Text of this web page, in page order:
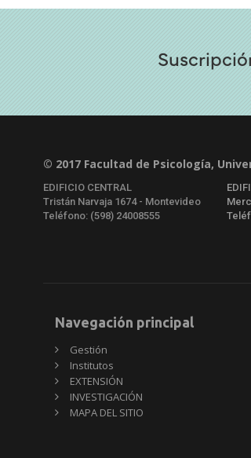
© 2017 Facultad de Psicología,
EDIFICIO CENTRAL
Tristán Narvaja 1674 - Montevideo
Teléfono: (598) 24008555
Navegación principal
Gestión
Institutos
EXTENSIÓN
INVESTIGACIÓN
MAPA DEL SITIO